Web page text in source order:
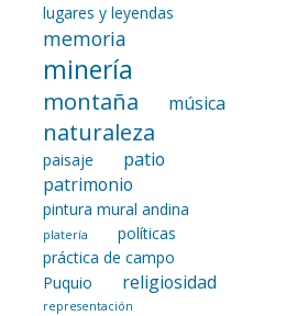
lugares y leyendas
memoria
minería
montaña música
naturaleza
paisaje
patio
patrimonio
pintura mural andina
platería
políticas
práctica de campo
Puquio
religiosidad
representación